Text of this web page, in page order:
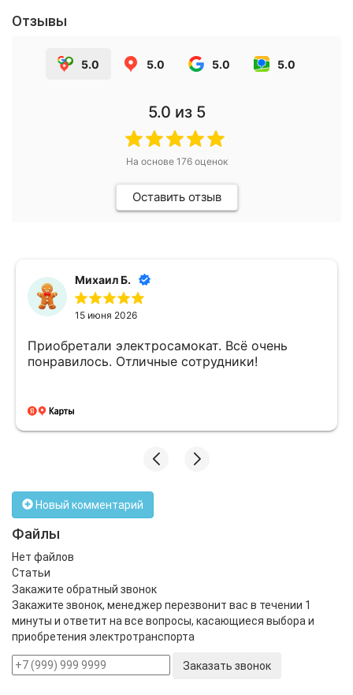
Отзывы
5.0 5.0 5.0 5.0
5.0 из 5
На основе 176оценок
Оставить отзыв
Михаил Б.
15 июня 2026
Приобретали электросамокат. Всё очень
понравилось. Отличные сотрудники!
Новый комментарий
Файлы
Нет файлов
Статьи
Закажите обратный звонок
Закажите звонок, менеджер перезвонит вас в течении 1
минуты и ответит на все вопросы, касающиеся выбора и
приобретения электротранспорта
Заказать звонок